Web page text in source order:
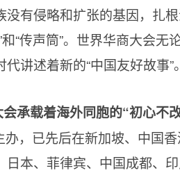
有侵略和扩张的基因，扎
“传声筒”。世界华商大会无
讲述着新的“中国友好故事”。
承载着海外同胞的“初心不改
，已先后在新加坡、中国
本、菲律宾、中国成都、